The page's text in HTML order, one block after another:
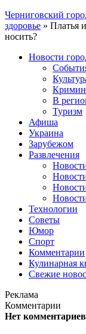
Черниговский
здоровье » Платья
носить?
Новости
В
Туризм
Афиша
Украина
Зарубежом
Развлечения
Технологии
Советы
Юмор
Спорт
Комментарии
Кулинарная
Свежие
Реклама
Комментарии
Нет комментариев